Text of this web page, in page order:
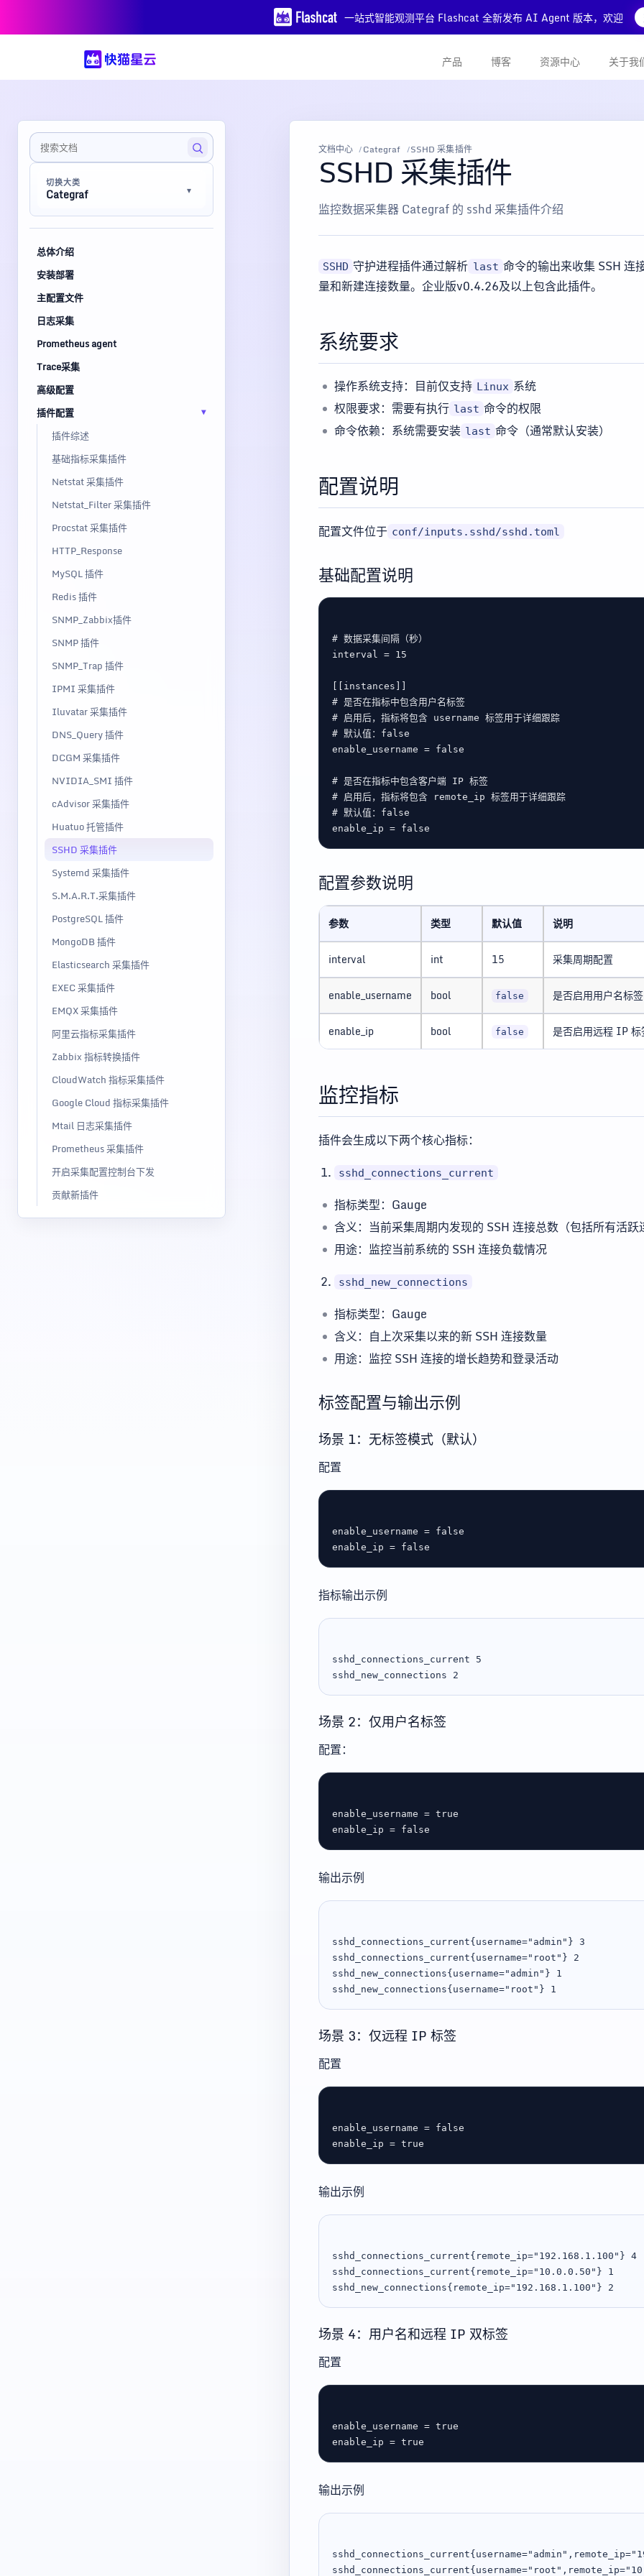
一站式智能观测平台 Flashcat 全新发布 AI Agent 版本，欢迎
产品 博客 资源中心 关于我
切换大类
Categraf
总体介绍
安装部署
主配置文件
日志采集
Prometheus agent
Trace采集
高级配置
插件配置
插件综述
基础指标采集插件
Netstat 采集插件
Netstat_Filter 采集插件
Procstat 采集插件
HTTP_Response
MySQL 插件
Redis 插件
SNMP_Zabbix插件
SNMP 插件
SNMP_Trap 插件
IPMI 采集插件
Iluvatar 采集插件
DNS_Query 插件
DCGM 采集插件
NVIDIA_SMI 插件
cAdvisor 采集插件
Huatuo 托管插件
SSHD 采集插件
Systemd 采集插件
S.M.A.R.T.采集插件
PostgreSQL 插件
MongoDB 插件
Elasticsearch 采集插件
EXEC 采集插件
EMQX 采集插件
阿里云指标采集插件
Zabbix 指标转换插件
CloudWatch 指标采集插件
Google Cloud 指标采集插件
Mtail 日志采集插件
Prometheus 采集插件
开启采集配置控制台下发
贡献新插件
文档中心 Categraf SSHD 采集插件
SSHD 采集插件
监控数据采集器 Categraf 的 sshd 采集插件介绍
SSHD 守护进程插件通过解析 last 命令的输出来收集 SSH 连
量和新建连接数量。企业版v0.4.26及以上包含此插件。
系统要求
操作系统支持：目前仅支持 Linux 系统
权限要求：需要有执行 last 命令的权限
命令依赖：系统需要安装 last 命令（通常默认安装）
配置说明
配置文件位于 conf/inputs.sshd/sshd.toml
基础配置说明
# 数据采集间隔（秒）
interval = 15
instances
# 是否在指标中包含用户名标签
# 启用后，指标将包含 username 标签用于详细跟踪
# 默认值：false
enable_username = false
# 是否在指标中包含客户端 IP 标签
# 启用后，指标将包含 remote_ip 标签用于详细跟踪
# 默认值：false
enable_ip = false
配置参数说明
参数 类型 默认值 说明
interval int 15 采集周期配置
enable_username bool false 是否启用用户名标签
enable_ip bool false 是否启用远程 IP 标
监控指标
插件会生成以下两个核心指标：
sshd_connections_current
指标类型：Gauge
含义：当前采集周期内发现的 SSH 连接总数（包括所有活跃
用途：监控当前系统的 SSH 连接负载情况
sshd_new_connections
指标类型：Gauge
含义：自上次采集以来的新 SSH 连接数量
用途：监控 SSH 连接的增长趋势和登录活动
标签配置与输出示例
场景 1：无标签模式（默认）
配置
enable_username = false
enable_ip = false
指标输出示例
sshd_connections_current 5
场景 2：仅用户名标签
配置：
enable_username = true
enable_ip = false
输出示例
sshd_connections_current{username="admin"} 3
sshd_connections_current{username="root"} 2
sshd_new_connections{username="admin"} 1
场景 3：仅远程 IP 标签
配置
enable_username = false
enable_ip = true
输出示例
sshd_connections_current{remote_ip="192.168.1.100"} 4
sshd_connections_current{remote_ip="10.0.0.50"} 1
场景 4：用户名和远程 IP 双标签
配置
enable_username = true
enable_ip = true
输出示例